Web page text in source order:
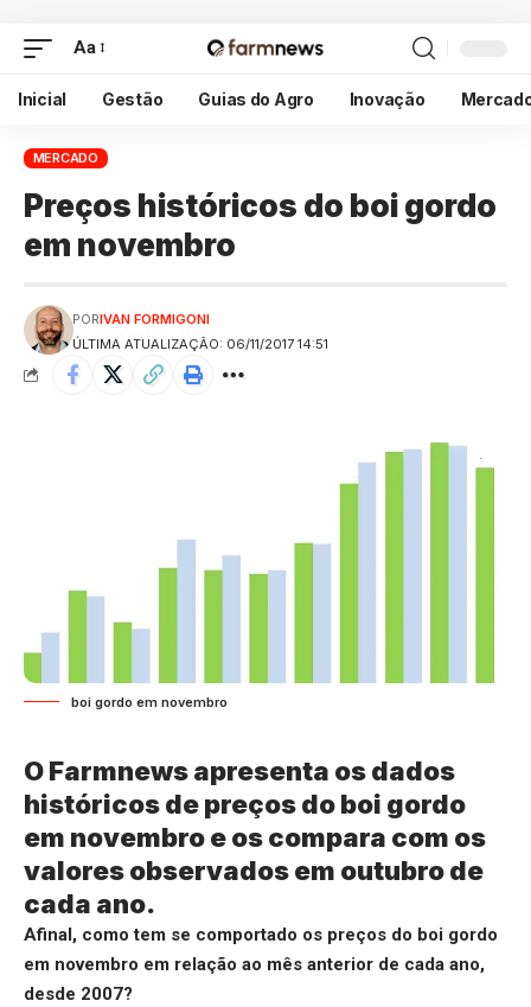
Aa
Inicial Gestão Guias do Agro Inovação
MERCADO
Preços históricos do boi gordo
em novembro
ÚLTIMA ATUALIZAÇÃO: 06/11/2017 14:51
PORIVAN FORMIGONI
boi gordo em novembro
O Farmnews apresenta os dados
históricos de preços do boi gordo
em novembro e os compara com os
valores observados em outubro de
cada ano.
Afinal, como tem se comportado os preços do boi gordo
em novembro em relação ao mês anterior de cada ano,
desde 2007?